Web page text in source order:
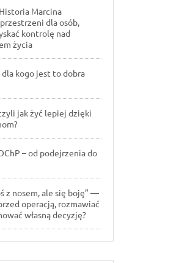
Marcina
dla osób,
kontrolę nad
życia
dla kogo jest to dobra
jak żyć lepiej dzięki
– od podejrzenia do
z nosem, ale się boję” —
operacją, rozmawiać
własną decyzję?